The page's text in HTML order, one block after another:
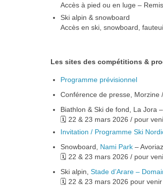
Accès à pied ou en luge –
Ski alpin & snowboard
Accès en ski, snowboard,
Les sites des compétitions &
Programme prévisionnel
Conférence de presse, Morzine
Biathlon & Ski de fond, La Jora –
🗓 22 & 23 mars 2026 / pour
Invitation / Programme Ski
Snowboard, Nami Park – Avoriaz
🗓 22 & 23 mars 2026 / pour
Ski alpin, Stade d’Arare –
🗓 22 & 23 mars 2026 pour